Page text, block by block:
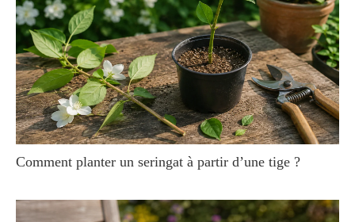
Comment planter un seringat à partir d’une tige ?